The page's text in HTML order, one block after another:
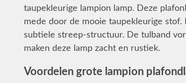
taupekleurige lampion lamp. Deze
mede door de mooie taupekleurige
subtiele streep-structuur. De tulband
maken deze lamp zacht en rustiek.
Voordelen grote lampion